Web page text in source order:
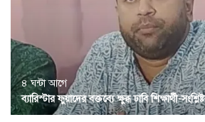
৪ ঘন্টা আগে
ব্যারিস্টার ফুয়াদের বক্তব্যে ক্ষুব্ধ ঢাবি শিক্ষার্থী-